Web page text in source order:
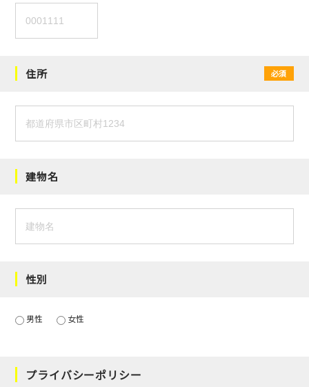
住所 必須
建物名
性別
男性 女性
プライバシーポリシー